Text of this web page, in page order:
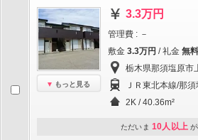
もっと見る
3.3万円
管理費 : －
敷金 3.3万円 / 礼金 無料
栃木県那須塩原市
ＪＲ東北本線/那
2K / 40.36m²
ただいま 10人以上 が